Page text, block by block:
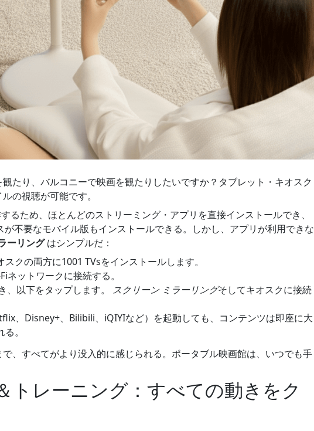
たり、バルコニーで映画を観たりしたいですか？タブレット・キオスク
の視聴が可能です。
るため、ほとんどのストリーミング・アプリを直接インストールでき、
不要なモバイル版もインストールできる。しかし、アプリが利用できな
ーリングはシンプルだ：
クの両方に1001 TVsをインストールします。
ネットワークに接続する。
、以下をタップします。 スクリーン ミラーリングそしてキオスクに接続
、Disney+、Bilibili、iQIYIなど）を起動しても、コンテンツは即座に大
。
、すべてがより没入的に感じられる。ポータブル映画館は、いつでも手
トレーニング：すべての動きをク